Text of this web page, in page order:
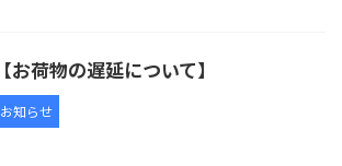
【お荷物の遅延について】
お知らせ